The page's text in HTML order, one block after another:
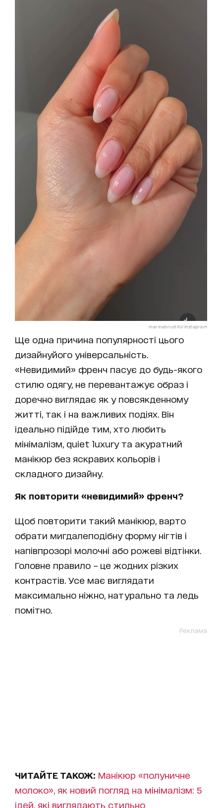
marinabrustilo/Instagram
Ще одна причина популярності цього
дизайнуйого універсальність.
«Невидимий» френч пасує до будь-якого
стилю одягу, не перевантажує образ і
доречно виглядає як у повсякденному
житті, так і на важливих подіях. Він
ідеально підійде тим, хто любить
мінімалізм, quiet luxury та акуратний
манікюр без яскравих кольорів і
складного дизайну.
Як повторити «невидимий» френч?
Щоб повторити такий манікюр, варто
обрати мигдалеподібну форму нігтів і
напівпрозорі молочні або рожеві відтінки.
Головне правило – це жодних різких
контрастів. Усе має виглядати
максимально ніжно, натурально та ледь
помітно.
Реклама
ЧИТАЙТЕ ТАКОЖ: Манікюр «полуничне
молоко», як новий погляд на мінімалізм: 5
ідей, які виглядають стильно